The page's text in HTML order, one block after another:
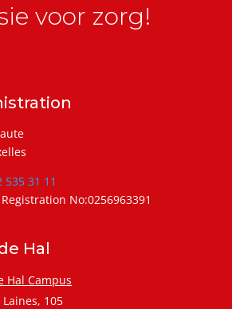
voor zorg!
535 31 11
No:0256963391
Hal
Hal Campus
105